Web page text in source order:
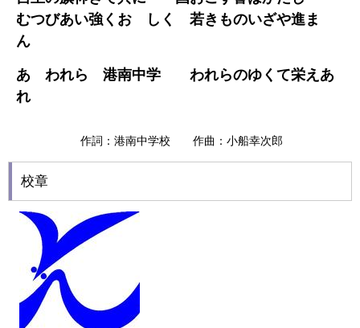
むつびあい強くおゝしく 若きものいざや進ま
ん
あゝわれら 港南中学 われらのゆくて栄えあ
れ
作詞：港南中学校 作曲：小船幸次郎
校章